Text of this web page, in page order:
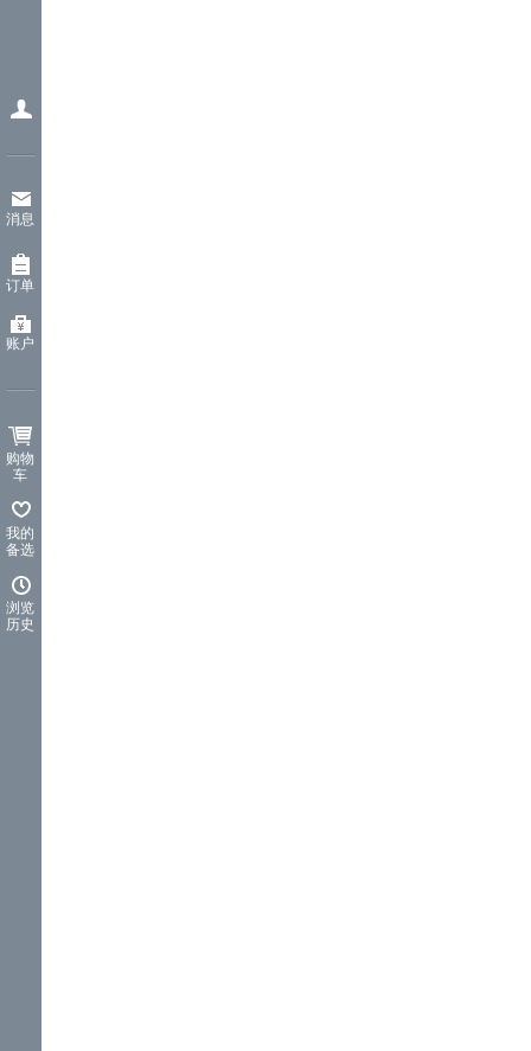
消息
订单
账户
购物
车
我的
备选
浏览
历史